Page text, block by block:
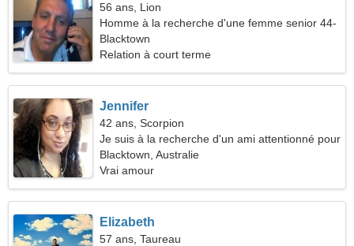
56 ans, Lion
Homme à la recherche d'une femme senior 44-
54
Blacktown
Relation à court terme
Jennifer
42 ans, Scorpion
Je suis à la recherche d'un ami attentionné pour
un voyage commun
Blacktown, Australie
Vrai amour
Elizabeth
57 ans, Taureau